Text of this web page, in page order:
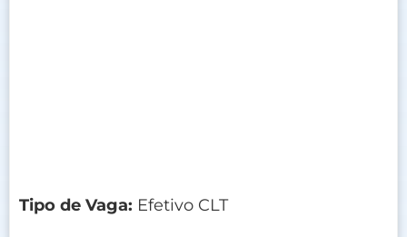
Tipo de Vaga: Efetivo CLT